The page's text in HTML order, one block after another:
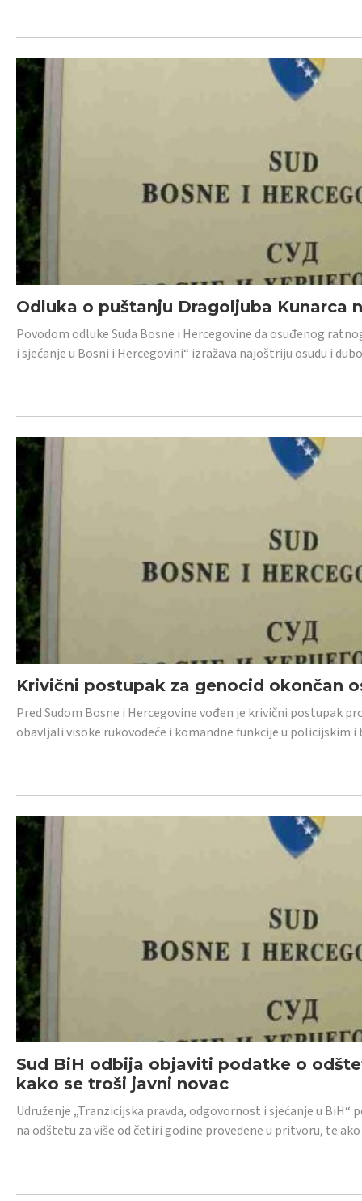
Odluka o puštanju Dragoljuba Kunarca
Povodom odluke Suda Bosne i Hercegovine da osuđenog
i sjećanje u Bosni i Hercegovini“ izražava najoštriju osudu i
Krivični postupak za genocid okončan
Pred Sudom Bosne i Hercegovine vođen je krivični postupak
obavljali visoke rukovodeće i komandne funkcije u policijskim
Sud BiH odbija objaviti podatke o
kako se troši javni novac
Udruženje „Tranzicijska pravda, odgovornost i sjećanje u
na odštetu za više od četiri godine provedene u pritvoru, te